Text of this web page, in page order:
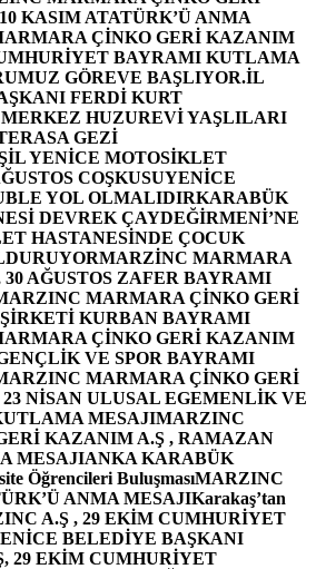
KASIM ATATÜRK’Ü ANMA
ÇİNKO GERİ KAZANIM
BAYRAMI KUTLAMA
GÖREVE BAŞLIYOR.İL
FERDİ KURT
HUZUREVİ YAŞLILARI
GEZİ
YENİCE MOTOSİKLET
COŞKUSUYENİCE
YOL OLMALIDIRKARABÜK
DEVREK ÇAYDEĞİRMENİ’NE
HASTANESİNDE ÇOCUK
MARZİNC MARMARA
AĞUSTOS ZAFER BAYRAMI
MARMARA ÇİNKO GERİ
KURBAN BAYRAMI
ÇİNKO GERİ KAZANIM
VE SPOR BAYRAMI
MARMARA ÇİNKO GERİ
NİSAN ULUSAL EGEMENLİK VE
MESAJIMARZINC
KAZANIM A.Ş , RAMAZAN
MESAJIANKA KARABÜK
Öğrencileri BuluşmasıMARZINC
ANMA MESAJIKarakaş’tan
A.Ş , 29 EKİM CUMHURİYET
BELEDİYE BAŞKANI
29 EKİM CUMHURİYET